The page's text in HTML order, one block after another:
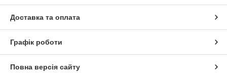
Доставка та оплата
Графік роботи
Повна версія сайту